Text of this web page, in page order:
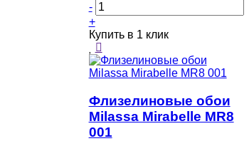
-
+
Купить в 1 клик
Флизелиновые обои
Milassa Mirabelle MR8
001